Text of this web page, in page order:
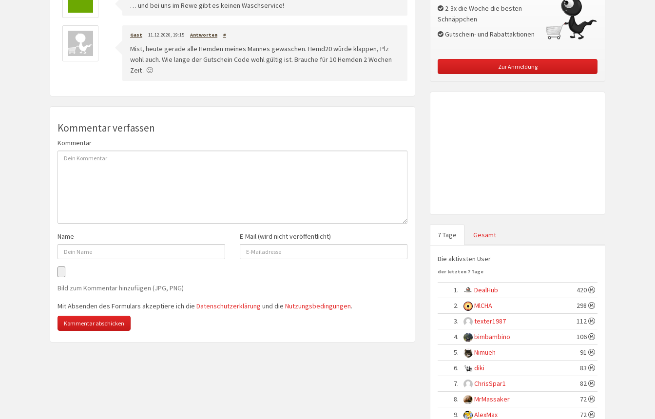
… und bei uns im Rewe gibt es keinen Waschservice!
Gast 11.12.2020, 19:15 Antworten #
Mist, heute gerade alle Hemden meines Mannes gewaschen. Hemd20 würde klappen, Plz
wohl auch. Wie lange der Gutschein Code wohl gültig ist. Brauche für 10 Hemden 2 Wochen
Zeit . 🙂
Kommentar verfassen
Kommentar
Name E-Mail (wird nicht veröffentlicht)
Bild zum Kommentar hinzufügen (JPG, PNG)
Mit Absenden des Formulars akzeptiere ich die Datenschutzerklärung und die Nutzungsbedingungen.
2-3x die Woche die besten
Schnäppchen
Gutschein- und Rabattaktionen
Zur Anmeldung
7 Tage Gesamt
Die aktivsten User
der letzten 7 Tage
1. DealHub
420
2.
MlCHA
298
3.
texter1987
112
4.
bimbambino
106
5.
Nimueh
91
6.
diki
83
7.
ChrisSpar1
82
8.
MrMassaker
72
9.
AlexMax 72